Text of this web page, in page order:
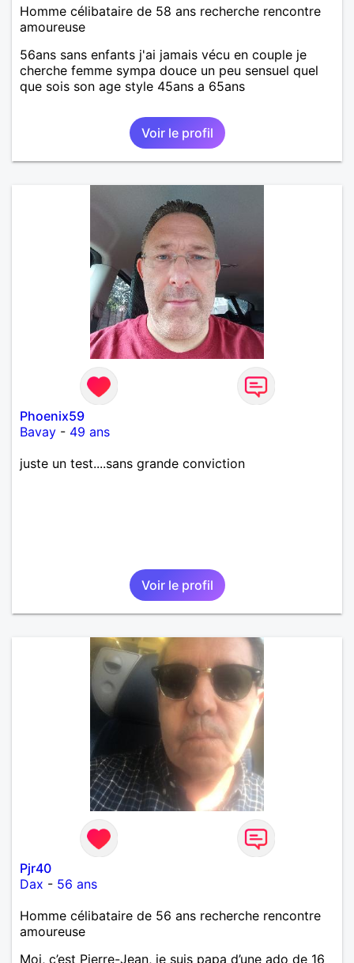
Homme célibataire de 58 ans recherche rencontre
amoureuse
56ans sans enfants j'ai jamais vécu en couple je
cherche femme sympa douce un peu sensuel quel
que sois son age style 45ans a 65ans
Voir le profil
Phoenix59
Bavay - 49 ans
juste un test....sans grande conviction
Voir le profil
Pjr40
Dax - 56 ans
Homme célibataire de 56 ans recherche rencontre
amoureuse
Moi, c’est Pierre-Jean, je suis papa d’une ado de 16